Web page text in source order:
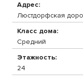
Адрес:
Люстдорфская
Класс дома:
Средний
Этажность:
24